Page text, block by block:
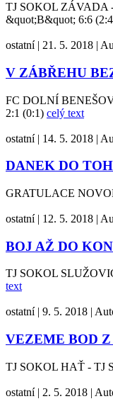
TJ SOKOL ZÁVADA
&quot;B&quot; 6:6
ostatní | 21. 5. 2018 |
V ZÁBŘEHU
FC DOLNÍ
2:1 (0:1) celý text
ostatní | 14. 5. 2018 |
DANEK DO
GRATULACE
ostatní | 12. 5. 2018 |
BOJ AŽ DO
TJ SOKOL
text
ostatní 9. 5. 2018
VEZEME BOD
TJ SOKOL HAŤ - TJ
ostatní | 2. 5. 2018 |